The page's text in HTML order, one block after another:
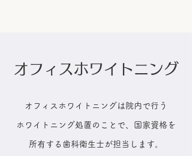
オフィスホワイトニング
オフィスホワイトニングは院内で行う
ホワイトニング処置のことで、国家資格を
所有する歯科衛生士が担当します。